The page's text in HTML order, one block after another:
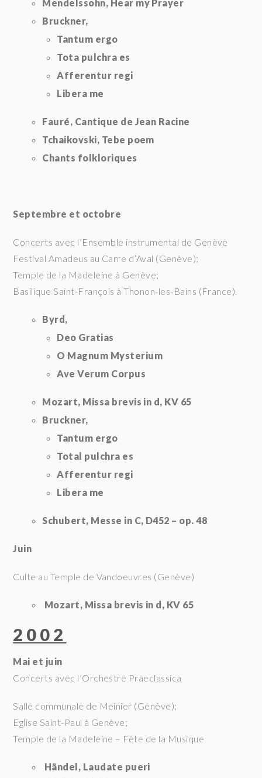
Mendelssohn, Hear my Prayer
Bruckner,
Tantum ergo
Tota pulchra es
Afferentur regi
Libera me
Fauré, Cantique de Jean Racine
Tchaikovski, Tebe poem
Chants folkloriques
Septembre et octobre
Concerts avec l’Ensemble instrumental de Genève
Festival Amadeus au Carre d’Aval (Genève);
Temple de la Madeleine à Genève;
Basilique Saint-François à Thonon-les-Bains (France).
Byrd,
Deo Gratias
O Magnum Mysterium
Ave Verum Corpus
Mozart, Missa brevis in d, KV 65
Bruckner,
Tantum ergo
Total pulchra es
Afferentur regi
Libera me
Schubert, Messe in C, D452 – op. 48
Juin
Culte au Temple de Vandoeuvres (Genève)
Mozart, Missa brevis in d, KV 65
2002
Mai et juin
Concerts avec l’Orchestre Praeclassica
Salle communale de Meinier (Genève);
Eglise Saint-Paul à Genève;
Temple de la Madeleine – Fête de la Musique
Händel, Laudate pueri